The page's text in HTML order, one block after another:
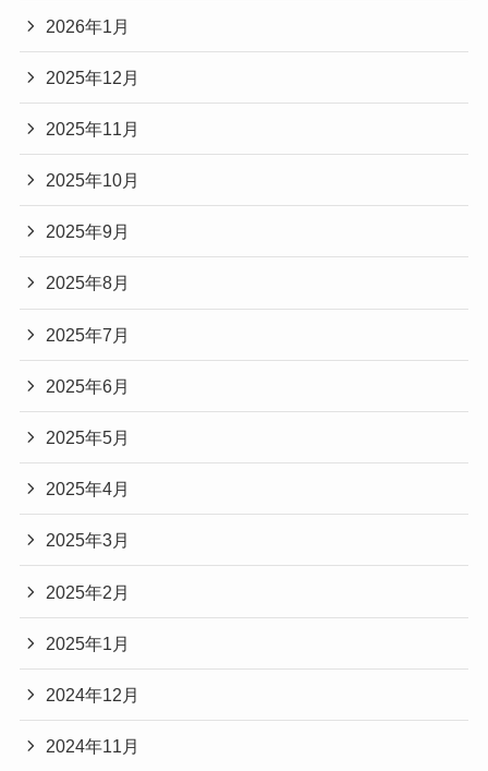
2026年1月
2025年12月
2025年11月
2025年10月
2025年9月
2025年8月
2025年7月
2025年6月
2025年5月
2025年4月
2025年3月
2025年2月
2025年1月
2024年12月
2024年11月